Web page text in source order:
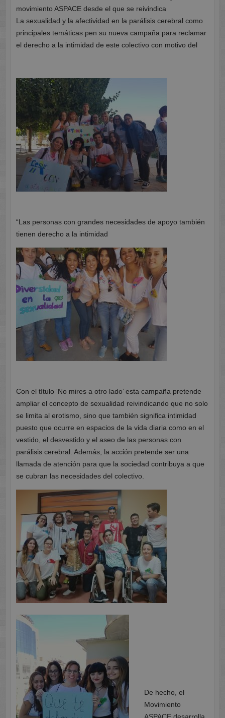
movimiento ASPACE desde el que se reivindica
La sexualidad y la afectividad en la parálisis cerebral como
principales temáticas pen su nueva campaña para reclamar
el derecho a la intimidad de este colectivo con motivo del
“Las personas con grandes necesidades de apoyo también
tienen derecho a la intimidad
Con el título ‘No mires a otro lado’ esta campaña pretende
ampliar el concepto de sexualidad reivindicando que no solo
se limita al erotismo, sino que también significa intimidad
puesto que ocurre en espacios de la vida diaria como en el
vestido, el desvestido y el aseo de las personas con
parálisis cerebral. Además, la acción pretende ser una
llamada de atención para que la sociedad contribuya a que
se cubran las necesidades del colectivo.
De hecho, el
Movimiento